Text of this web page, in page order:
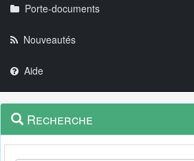
Porte-documents
Nouveautés
Aide
Navigation
outils
Menu
contextuel
Recherche